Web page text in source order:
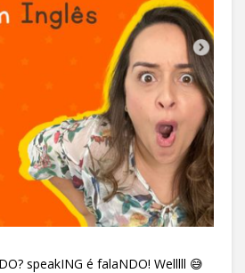
speakING é falaNDO! Welllll 😅